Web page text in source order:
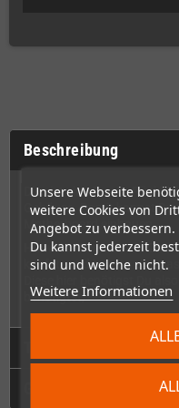
Unsere Webseite
weitere Cookies von
Angebot zu verbessern.
Du kannst jederzeit
sind und welche nicht.
Weitere Informationen
Beschreibung
Dies ist eine Ersatz-
Gehäuse. Damit kannst Du
Motherboard einbauen.
Hinweis: Wenn Du ein
kaufst, wird bereits eine
benötigtst,